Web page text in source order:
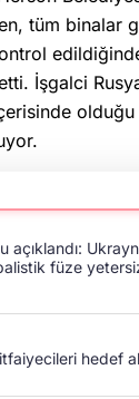
tüm binalar
İşgalci
açıklandı:
füze
hedef